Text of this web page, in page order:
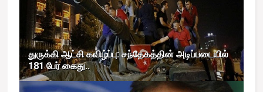
துருக்கி ஆட்சி கவிழ்ப்பு: சந்தேகத்தின் அடிப்படையில்
181 பேர் கைது..